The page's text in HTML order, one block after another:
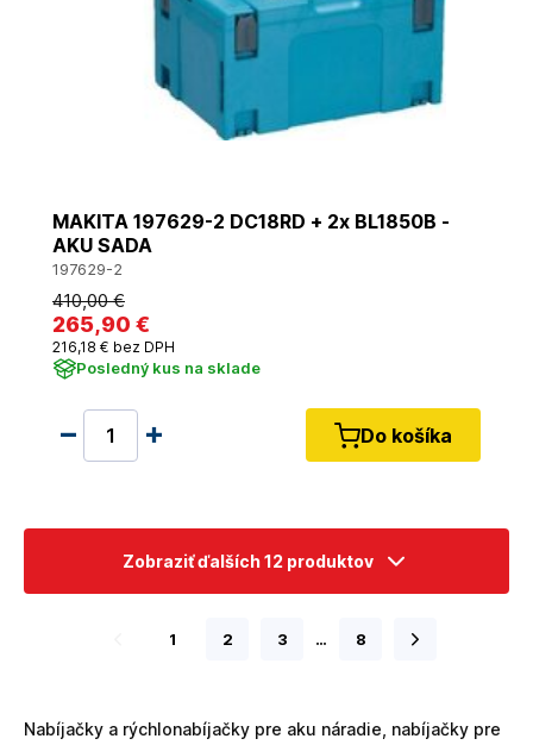
MAKITA 197629-2 DC18RD + 2x BL1850B -
AKU SADA
197629-2
410,00 €
265,90 €
216,18 € bez DPH
Posledný kus na sklade
Do košíka
Zobraziť ďalších 12 produktov
1 2 3 … 8
Nabíjačky a rýchlonabíjačky pre aku náradie, nabíjačky pre